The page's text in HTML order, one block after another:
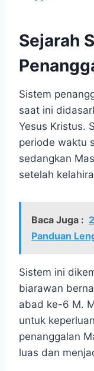
Sejarah
Sistem
saat ini
Yesus Kristus.
periode waktu
sedangkan
setelah
Baca Juga :
Panduan
Sistem ini
biarawan
abad ke-6 M.
untuk
penanggalan
luas dan